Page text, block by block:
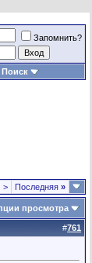
Запомнить?
Поиск
> Последняя »
просмотра
#761